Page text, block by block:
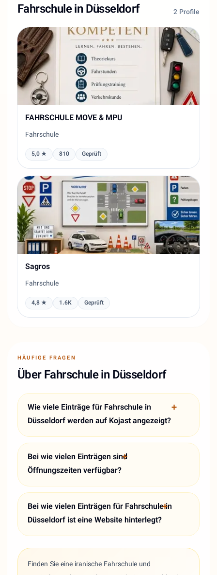
Fahrschule in Düsseldorf 2 Profile
FAHRSCHULE MOVE & MPU
Fahrschule
5,0 ★ 810 Geprüft
Sagros
Fahrschule
4,8 ★ 1.6K Geprüft
HÄUFIGE FRAGEN
Über Fahrschule in Düsseldorf
Wie viele Einträge für Fahrschule in
Düsseldorf werden auf Kojast angezeigt?
Bei wie vielen Einträgen sind
Öffnungszeiten verfügbar?
Bei wie vielen Einträgen für Fahrschule in
Düsseldorf ist eine Website hinterlegt?
Finden Sie eine iranische Fahrschule und